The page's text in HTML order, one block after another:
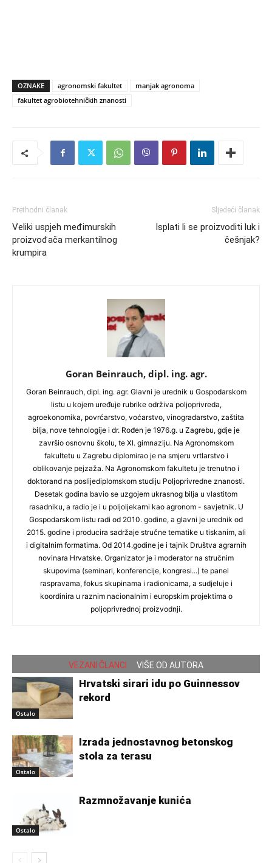
OZNAKE agronomski fakultet
manjak agronoma
fakultet agrobiotehničkih znanosti
Prethodni članak
Veliki uspjeh međimurskih
proizvođača merkantilnog
krumpira
Sljedeći članak
Isplati li se proizvoditi luk i
češnjak?
Goran Beinrauch, dipl. ing. agr.
Goran Beinrauch, dipl. ing. agr. Glavni je urednik u Gospodarskom
listu u kojem uređuje rubrike održiva poljoprivreda,
agroekonomika, povrćarstvo, voćarstvo, vinogradarstvo, zaštita
bilja, nove tehnologije i dr. Rođen je 1976.g. u Zagrebu, gdje je
završio osnovnu školu, te XI. gimnaziju. Na Agronomskom
fakultetu u Zagrebu diplomirao je na smjeru vrtlarstvo i
oblikovanje pejzaža. Na Agronomskom fakultetu je trenutno i
doktorand na poslijediplomskom studiju Poljoprivredne znanosti.
Desetak godina bavio se uzgojem ukrasnog bilja u vlastitom
rasadniku, a radio je i u poljoljekarni kao agronom - savjetnik. U
Gospodarskom listu radi od 2010. godine, a glavni je urednik od
2015. godine i producira sadržaje stručne tematike u tiskanim, ali
i digitalnim formatima. Od 2014.godine je i tajnik Društva agrarnih
novinara Hrvatske. Organizator je i moderator na stručnim
skupovima (seminari, konferencije, kongresi...) te panel
raspravama, fokus skupinama i radionicama, a sudjeluje i
koordinira u raznim nacionalnim i europskim projektima o
poljoprivrednoj proizvodnji.
VEZANI ČLANCI VIŠE OD AUTORA
Ostalo
Hrvatski sirari idu po Guinnessov
rekord
Ostalo
Izrada jednostavnog betonskog
stola za terasu
Ostalo
Razmnožavanje kunića